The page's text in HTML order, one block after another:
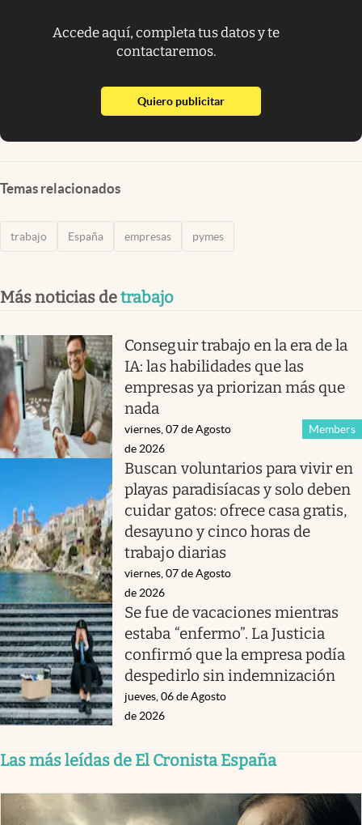
Accede aquí, completa tus datos y te
contactaremos.
Quiero publicitarabre en nueva pestaña
Temas relacionados
trabajo España empresas pymes
Más noticias detrabajo
Conseguir trabajo en la era de la
IA: las habilidades que las
empresas ya priorizan más que
nada
Members
viernes, 07 de Agosto
de 2026
Buscan voluntarios para vivir en
playas paradisíacas y solo deben
cuidar gatos: ofrece casa gratis,
desayuno y cinco horas de
trabajo diarias
viernes, 07 de Agosto
de 2026
Se fue de vacaciones mientras
estaba “enfermo”. La Justicia
confirmó que la empresa podía
despedirlo sin indemnización
jueves, 06 de Agosto
de 2026
Las más leídas de El Cronista España